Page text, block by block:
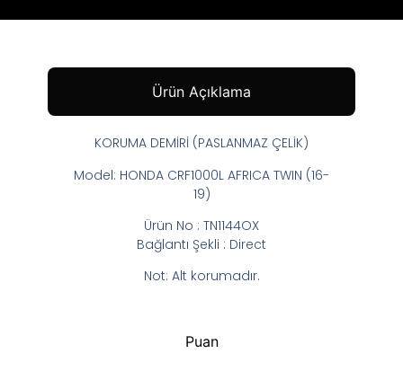
Ürün Açıklama
Puan
KORUMA DEMİRİ (PASLANMAZ ÇELİK)
Model: HONDA CRF1000L AFRICA TWIN (16-
19)
Ürün No : TN1144OX
Bağlantı Şekli : Direct
Not: Alt korumadır.